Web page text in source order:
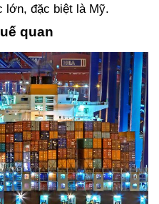
lớn, đặc biệt là Mỹ.
quan